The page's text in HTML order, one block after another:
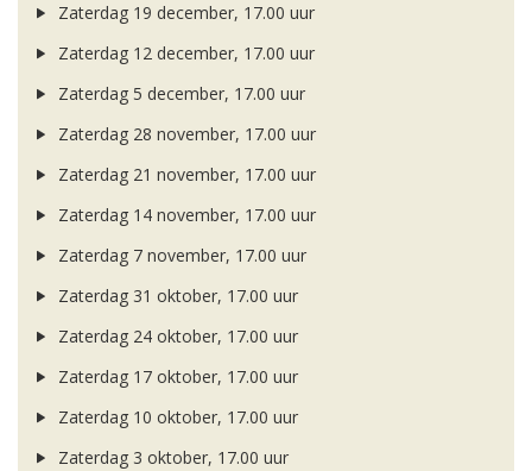
Zaterdag 19 december, 17.00 uur
Zaterdag 12 december, 17.00 uur
Zaterdag 5 december, 17.00 uur
Zaterdag 28 november, 17.00 uur
Zaterdag 21 november, 17.00 uur
Zaterdag 14 november, 17.00 uur
Zaterdag 7 november, 17.00 uur
Zaterdag 31 oktober, 17.00 uur
Zaterdag 24 oktober, 17.00 uur
Zaterdag 17 oktober, 17.00 uur
Zaterdag 10 oktober, 17.00 uur
Zaterdag 3 oktober, 17.00 uur